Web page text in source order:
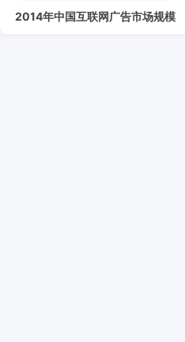
2014年中国互联网广告市场规模